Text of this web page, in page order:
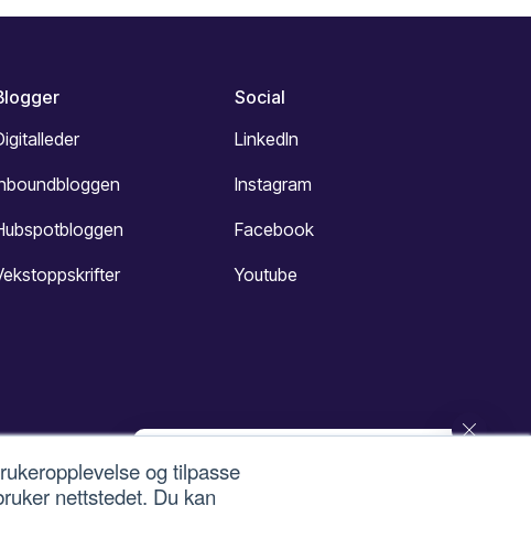
og tilpasse
nettstedet. Du kan
Social
LinkedIn
Instagram
Facebook
Youtube
Hei! Har du spørsmål om Intuvio
eller våre tjenester? Spør meg